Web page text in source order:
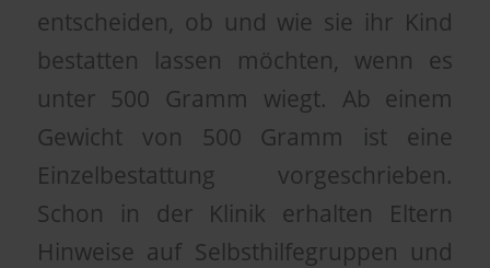
entscheiden, ob und wie sie ihr Kind
bestatten lassen möchten, wenn es
unter 500 Gramm wiegt. Ab einem
Gewicht von 500 Gramm ist eine
Einzelbestattung vorgeschrieben.
Schon in der Klinik erhalten Eltern
Hinweise auf Selbsthilfegruppen und